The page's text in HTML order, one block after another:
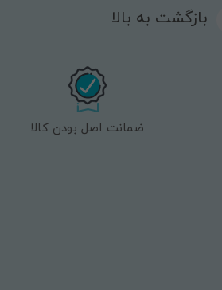
بازگشت به بالا
ضمانت اصل بودن کالا